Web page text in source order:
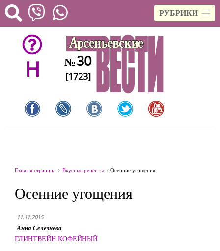
РУБРИКИ
H №30
[1723]
Главная страница Вкусные рецепты Осенние угощения
Осенние угощения
11.11.2015
Анна Селезнева
ГЛИНТВЕЙН КОФЕЙНЫЙ